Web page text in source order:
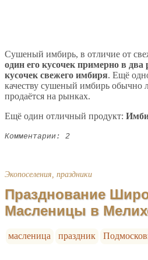
Сушеный имбирь, в отличие от
один его кусочек примерно в два
кусочек свежего имбиря. Ещё
качеству сушеный имбирь обычно
продаётся на рынках.
Ещё один отличный продукт:
Комментарии: 2
Экопоселения, праздники
Празднование
Масленицы в
масленица праздник